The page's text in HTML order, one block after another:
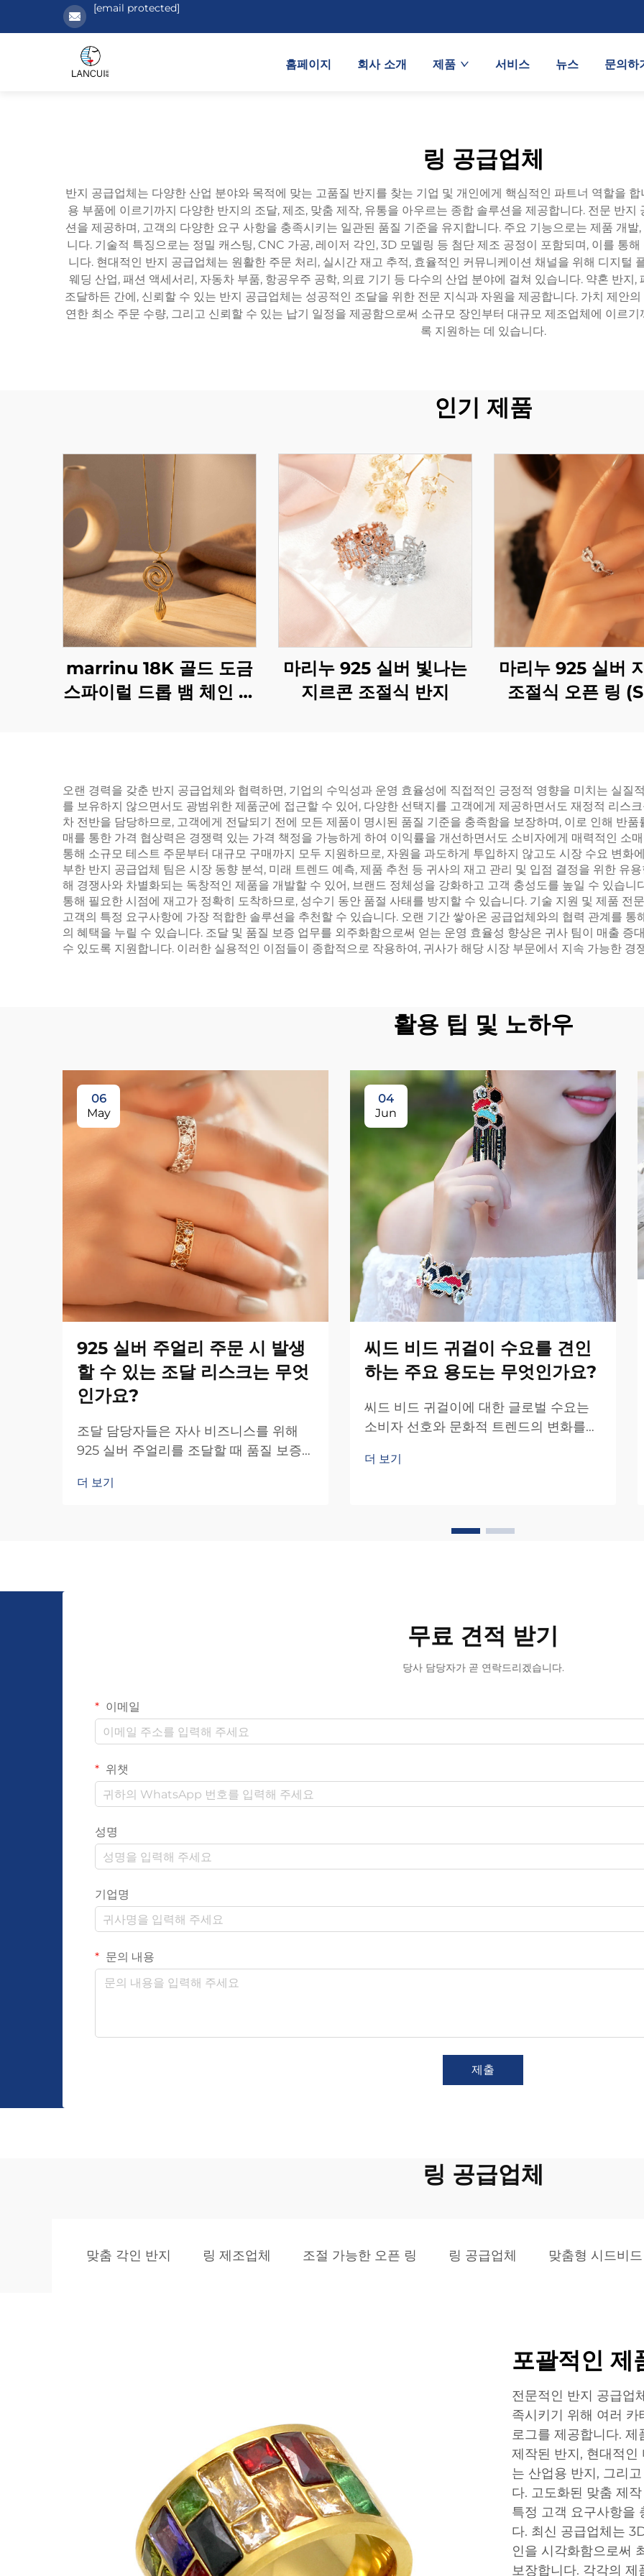
[email protected]
홈페이지 회사 소개 제품 서비스 뉴스 문의하
링 공급업체
반지 공급업체는 다양한 산업 분야와 목적에 맞는 고품질 반지를 찾는 기업 및 개인에게 핵심적인 파트너 역할을
용 부품에 이르기까지 다양한 반지의 조달, 제조, 맞춤 제작, 유통을 아우르는 종합 솔루션을 제공합니다. 전문 반
션을 제공하며, 고객의 다양한 요구 사항을 충족시키는 일관된 품질 기준을 유지합니다. 주요 기능으로는 제품 개
니다. 기술적 특징으로는 정밀 캐스팅, CNC 가공, 레이저 각인, 3D 모델링 등 첨단 제조 공정이 포함되며, 이를 통
니다. 현대적인 반지 공급업체는 원활한 주문 처리, 실시간 재고 추적, 효율적인 커뮤니케이션 채널을 위해 디지털
웨딩 산업, 패션 액세서리, 자동차 부품, 항공우주 공학, 의료 기기 등 다수의 산업 분야에 걸쳐 있습니다. 약혼 반지
조달하든 간에, 신뢰할 수 있는 반지 공급업체는 성공적인 조달을 위한 전문 지식과 자원을 제공합니다. 가치 제안
연한 최소 주문 수량, 그리고 신뢰할 수 있는 납기 일정을 제공함으로써 소규모 장인부터 대규모 제조업체에 이르
록 지원하는 데 있습니다.
인기 제품
marrinu 18K 골드 도금
스파이럴 드롭 뱀 체인 목
마리누 925 실버 빛나는
지르콘 조절식 반지
마리누 925 실버
조절식 오픈 링
오랜 경력을 갖춘 반지 공급업체와 협력하면, 기업의 수익성과 운영 효율성에 직접적인 긍정적 영향을 미치는 실질
를 보유하지 않으면서도 광범위한 제품군에 접근할 수 있어, 다양한 선택지를 고객에게 제공하면서도 재정적 리스
차 전반을 담당하므로, 고객에게 전달되기 전에 모든 제품이 명시된 품질 기준을 충족함을 보장하며, 이로 인해 반
매를 통한 가격 협상력은 경쟁력 있는 가격 책정을 가능하게 하여 이익률을 개선하면서도 소비자에게 매력적인 소
통해 소규모 테스트 주문부터 대규모 구매까지 모두 지원하므로, 자원을 과도하게 투입하지 않고도 시장 수요 변화
부한 반지 공급업체 팀은 시장 동향 분석, 미래 트렌드 예측, 제품 추천 등 귀사의 재고 관리 및 입점 결정을 위한 유
해 경쟁사와 차별화되는 독창적인 제품을 개발할 수 있어, 브랜드 정체성을 강화하고 고객 충성도를 높일 수 있습
통해 필요한 시점에 재고가 정확히 도착하므로, 성수기 동안 품절 사태를 방지할 수 있습니다. 기술 지원 및 제품 전
고객의 특정 요구사항에 가장 적합한 솔루션을 추천할 수 있습니다. 오랜 기간 쌓아온 공급업체와의 협력 관계를 통
의 혜택을 누릴 수 있습니다. 조달 및 품질 보증 업무를 외주화함으로써 얻는 운영 효율성 향상은 귀사 팀이 매출 증
수 있도록 지원합니다. 이러한 실용적인 이점들이 종합적으로 작용하여, 귀사가 해당 시장 부문에서 지속 가능한 경
활용 팁 및 노하우
06
May
925 실버 주얼리 주문 시 발생
할 수 있는 조달 리스크는 무엇
인가요?
조달 담당자들은 자사 비즈니스를 위해
925 실버 주얼리를 조달할 때 품질 보증
직면합니다. 주얼리 산업은 제품 품질에
더 보기
04
Jun
씨드 비드 귀걸이 수요를 견인
하는 주요 용도는 무엇인가요?
씨드 비드 귀걸이에 대한 글로벌 수요는
소비자 선호와 문화적 트렌드의 변화를
증가하고 있습니다. 이러한 특정 용도를
더 보기
무료 견적 받기
당사 담당자가 곧 연락드리겠습니다.
이메일
위챗
성명
기업명
문의 내용
제출
링 공급업체
맞춤 각인 반지 링 제조업체 조절 가능한 오픈 링 링 공급업체 맞춤형 시드비
포괄적인 제
전문적인 반지 공급업
족시키기 위해 여러
로그를 제공합니다.
제작된 반지, 현대적인
는 산업용 반지, 그리
다. 고도화된 맞춤 제
특정 고객 요구사항을
다. 최신 공급업체는
인을 시각화함으로써
보장합니다. 각각의